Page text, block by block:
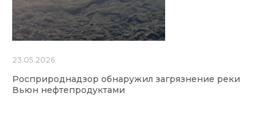
23.05.2026
Росприроднадзор обнаружил загрязнение реки
Вьюн нефтепродуктами